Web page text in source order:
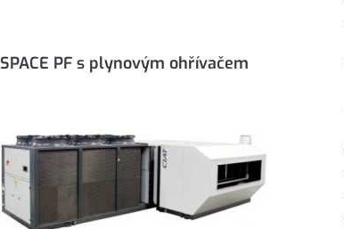
SPACE PF s plynovým ohřívačem